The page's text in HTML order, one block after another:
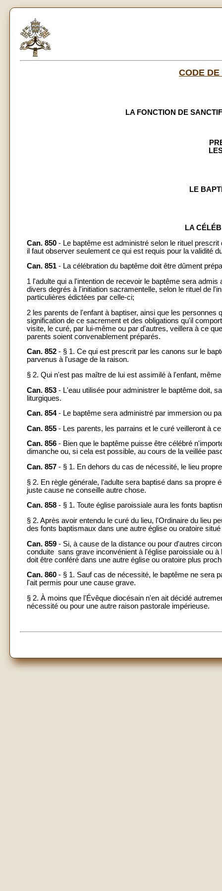
CODE
LA FONCTION DE
LE
LA
Can. 850 - Le baptême est administré selon le rituel
il faut observer seulement ce qui est requis pour la validité
Can. 851 - La célébration du baptême doit être dûment
1 l'adulte qui a l'intention de recevoir le baptême sera
divers degrés à l'initiation sacramentelle, selon le rituel de
particulières édictées par celle-ci;
2 les parents de l'enfant à baptiser, ainsi que les
signification de ce sacrement et des obligations qu'il
visite, le curé, par lui-même ou par d'autres, veillera à ce
parents soient convenablement préparés.
Can. 852 - § 1. Ce qui est prescrit par les canons sur le
parvenus à l'usage de la raison.
§ 2. Qui n'est pas maître de lui est assimilé à l'enfant,
Can. 853 - L'eau utilisée pour administrer le baptême doit,
liturgiques.
Can. 854- Le baptême sera administré par immersion ou
Can. 855 - Les parents, les parrains et le curé veilleront à
Can. 856 - Bien que le baptême puisse être célébré
dimanche ou, si cela est possible, au cours de la veillée
Can. 857 - § 1. En dehors du cas de nécessité, le lieu
§ 2. En règle générale, l'adulte sera baptisé dans sa
juste cause ne conseille autre chose.
Can. 858 - § 1. Toute église paroissiale aura les fonts
§ 2. Après avoir entendu le curé du lieu, l'Ordinaire du lieu
des fonts baptismaux dans une autre église ou oratoire
Can. 859 - Si, à cause de la distance ou pour d'autres
conduite sans grave inconvénient à l'église paroissiale ou
doit être conféré dans une autre église ou oratoire plus
Can. 860 - § 1. Sauf cas de nécessité, le baptême ne sera
l'ait permis pour une cause grave.
§ 2. À moins que l'Évêque diocésain n'en ait décidé
nécessité ou pour une autre raison pastorale impérieuse.